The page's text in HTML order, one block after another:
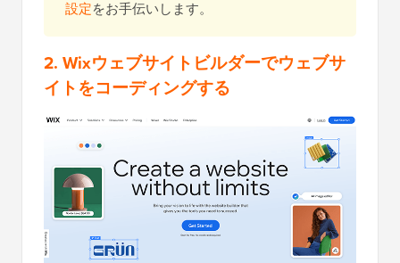
設定をお手伝いします。
2. Wixウェブサイトビルダーでウェブサ
イトをコーディングする